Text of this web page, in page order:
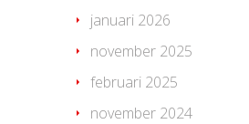
januari 2026
november 2025
februari 2025
november 2024